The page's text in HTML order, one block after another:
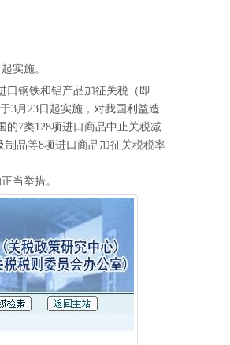
实施。
口钢铁和铝产品加征关税（即
3月23日起实施，对我国利益造
的7类128项进口商品中止关税减
制品等8项进口商品加征关税税率
当举措。